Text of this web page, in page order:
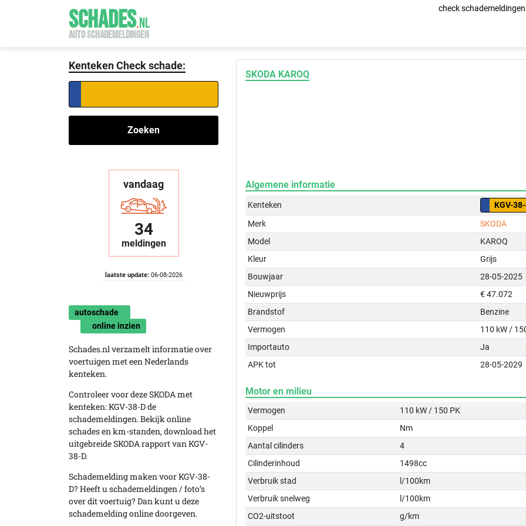
SCHADES.NL
AUTO SCHADEMELDINGEN
check
Kenteken Check schade:
Zoeken
vandaag
34
meldingen
laatste update:06-08-2026
autoschade
online inzien
Schades.nl verzamelt informatie over
voertuigen met een Nederlands
kenteken.
Controleer voor deze SKODA met
kenteken: KGV-38-D de
schademeldingen. Bekijk online
schades en km-standen, download het
uitgebreide SKODA rapport van KGV-
38-D.
Schademelding maken voor KGV-38-
D? Heeft u schademeldingen / foto’s
over dit voertuig? Dan kunt u deze
schademelding online doorgeven.
SKODA KAROQ
Algemene informatie
Kenteken
KGV-
Merk
SKODA
Model
KAROQ
Kleur
Grijs
Bouwjaar
28-05-2025
Nieuwprijs
€ 47.072
Brandstof
Benzine
Vermogen
110 kW /
Importauto
Ja
APK tot
28-05-2029
Motor en milieu
Vermogen
110 kW / 150 PK
Koppel
Nm
Aantal cilinders
4
Cilinderinhoud
1498cc
Verbruik stad
l/100km
Verbruik snelweg
l/100km
CO2-uitstoot
g/km